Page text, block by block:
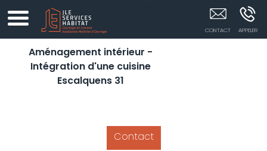
JLE SERVICES HABITAT Toulouse
Aménagement intérieur -
Intégration d'une cuisine
Escalquens 31
Contact